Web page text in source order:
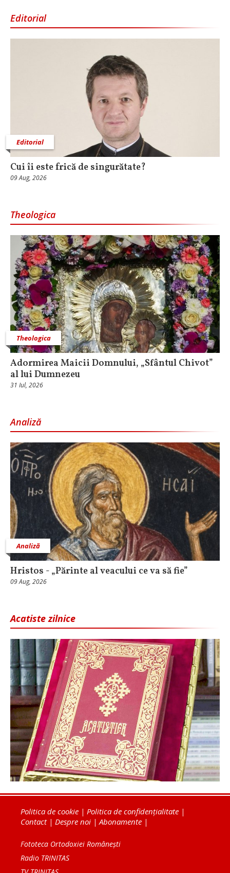
Editorial
Editorial
Cui îi este frică de singurătate?
09 Aug, 2026
Theologica
Theologica
Adormirea Maicii Domnului, „Sfântul Chivot”
al lui Dumnezeu
31 Iul, 2026
Analiză
Analiză
Hristos - „Părinte al veacului ce va să fie”
09 Aug, 2026
Acatiste zilnice
Politica de cookie | Politica de confidențialitate |
Contact| Despre noi | Abonamente |
Fototeca Ortodoxiei Românești
Radio TRINITAS